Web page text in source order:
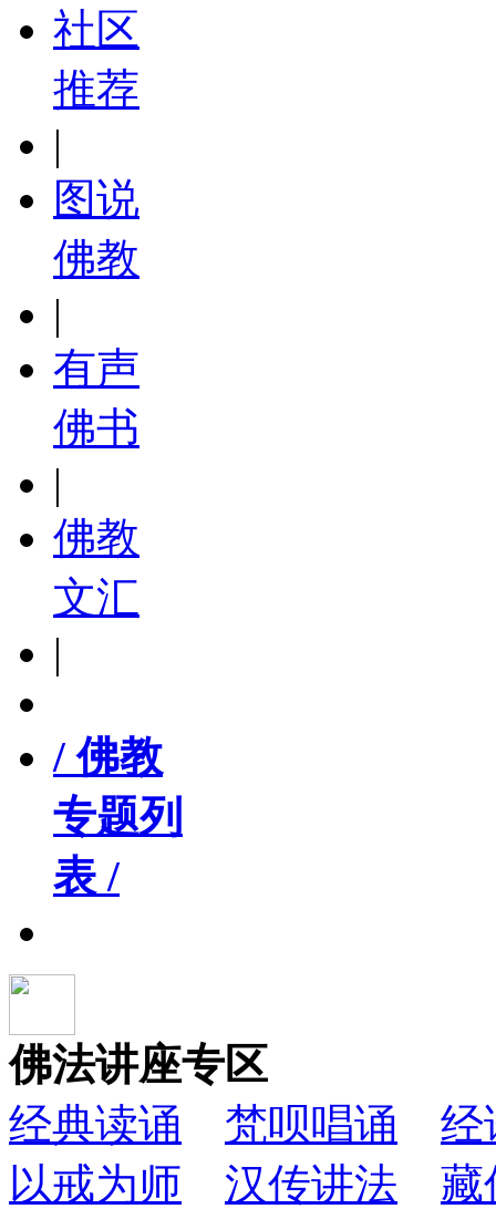
社区
推荐
|
图说
佛教
|
有声
佛书
|
佛教
文汇
|
/ 佛教
专题列
表 /
佛法讲座专区
经典读诵
梵呗唱诵
经
以戒为师
汉传讲法 藏